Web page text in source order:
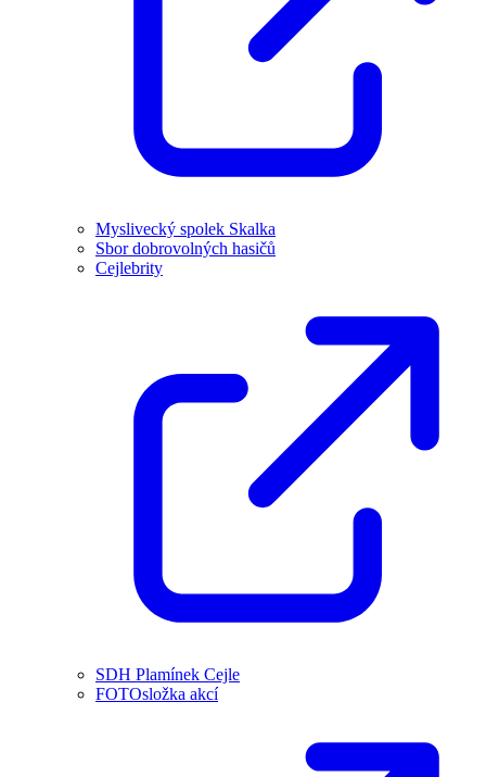
Myslivecký spolek Skalka
Sbor dobrovolných hasičů
Cejlebrity
SDH Plamínek Cejle
FOTOsložka akcí